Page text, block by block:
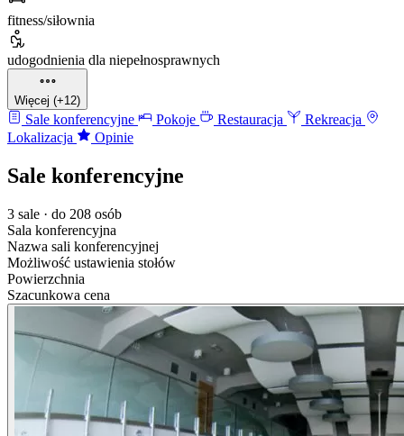
fitness/siłownia
udogodnienia dla niepełnosprawnych
Więcej (+12)
Sale konferencyjne Pokoje Restauracja
Rekreacja
Lokalizacja
Opinie
Sale konferencyjne
3 sale · do 208 osób
Sala konferencyjna
Nazwa sali konferencyjnej
Możliwość ustawienia stołów
Powierzchnia
Szacunkowa cena